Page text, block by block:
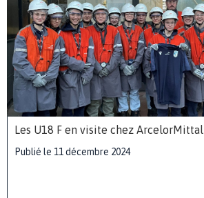
Les U18 F en visite chez ArcelorMittal
Publié le 11 décembre 2024